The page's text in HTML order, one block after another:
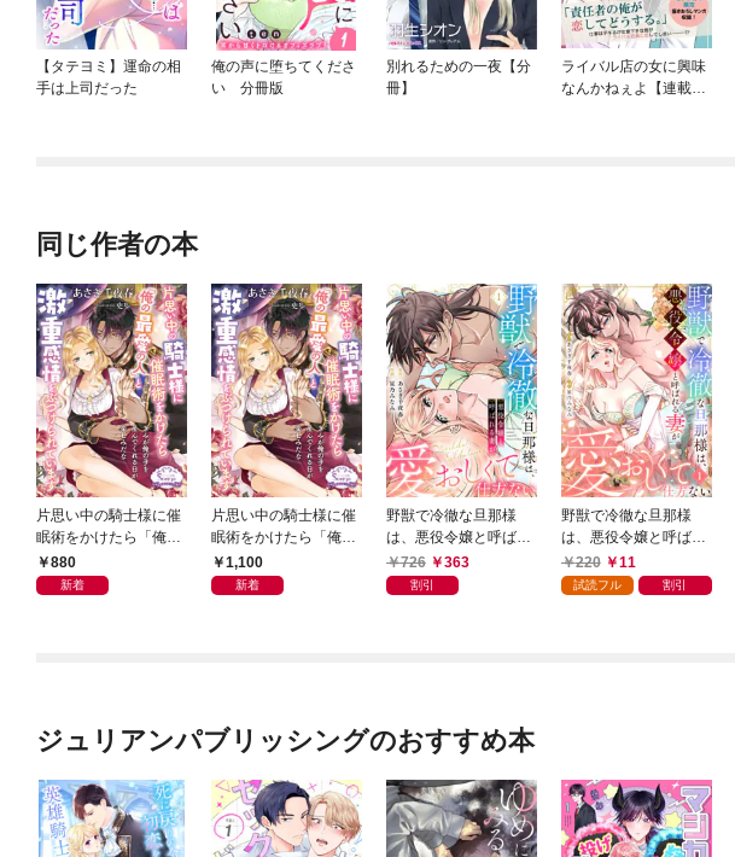
【タテヨミ】運命の相
手は上司だった
俺の声に堕ちてくださ
い 分冊版
別れるための一夜【分
冊】
ライバル店の女に興味
なんかねぇよ【連載
同じ作者の本
片思い中の騎士様に催
眠術をかけたら「俺の
最愛の人」と激重感情
をぶつけられています
880
新着
片思い中の騎士様に催
眠術をかけたら「俺の
最愛の人」と激重感情
をぶつけられています
1,100
新着
野獣で冷徹な旦那様
は、悪役令嬢と呼ばれ
る妻が愛おしくて仕方
ない【電子限定特典付
726 363
割引
野獣で冷徹な旦那様
は、悪役令嬢と呼ばれ
る妻が愛おしくて仕方
ない1
220 11
試読フル 割引
ジュリアンパブリッシングのおすすめ本